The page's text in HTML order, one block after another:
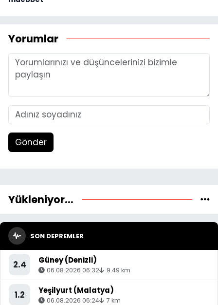
Yorumlar
Gönder
Yükleniyor...
SON DEPREMLER
2.4 Güney (Denizli)
06.08.2026 06:32 9.49 km
1.2 Yeşilyurt (Malatya)
06.08.2026 06:24 7 km